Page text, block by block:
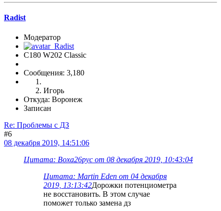
Radist
Модератор
C180 W202 Classic
Сообщения: 3,180
Игорь
Откуда: Воронеж
Записан
Re: Проблемы с ДЗ
#6
08 декабря 2019, 14:51:06
Цитата: Воха26рус от 08 декабря 2019, 10:43:04
Цитата: Martin Eden от 04 декабря
2019, 13:13:42Дорожки потенциометра
не восстановить. В этом случае
поможет только замена дз